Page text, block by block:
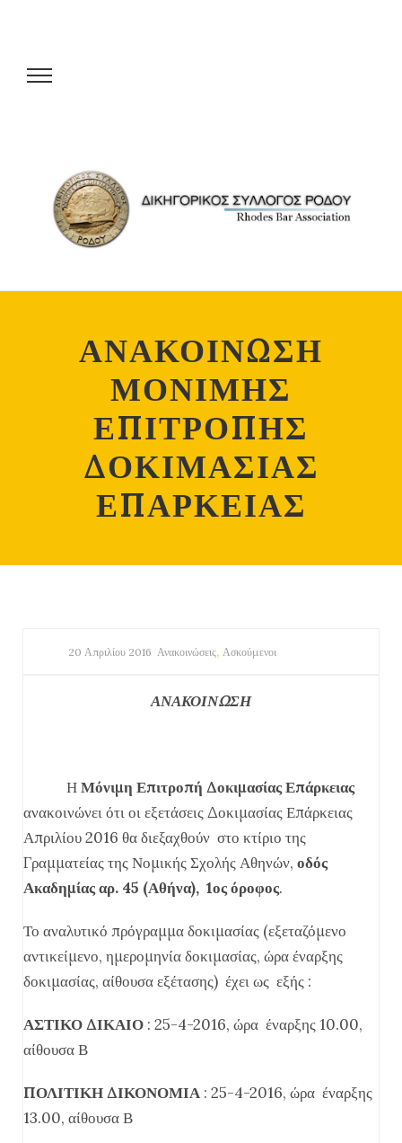
ΑΝΑΚΟΙΝΩΣΗ
ΜΟΝΙΜΗΣ
ΕΠΙΤΡΟΠΗΣ
ΔΟΚΙΜΑΣΙΑΣ
ΕΠΑΡΚΕΙΑΣ
20 Απριλίου 2016 Ανακοινώσεις, Ασκούμενοι
ΑΝΑΚΟΙΝΩΣΗ
ΗΜόνιμη Επιτροπή Δοκιμασίας Επάρκειας
ανακοινώνει ότι οι εξετάσεις Δοκιμασίας Επάρκειας
Απριλίου 2016 θα διεξαχθούν στο κτίριο της
Γραμματείας της Νομικής Σχολής Αθηνών, οδός
Ακαδημίας αρ. 45 (Αθήνα), 1ος όροφος.
Το αναλυτικό πρόγραμμα δοκιμασίας (εξεταζόμενο
αντικείμενο, ημερομηνία δοκιμασίας, ώρα έναρξης
δοκιμασίας, αίθουσα εξέτασης) έχει ως εξής :
ΑΣΤΙΚΟ ΔΙΚΑΙΟ : 25-4-2016, ώρα έναρξης 10.00,
αίθουσα Β
ΠΟΛΙΤΙΚΗ ΔΙΚΟΝΟΜΙΑ : 25-4-2016, ώρα έναρξης
13.00, αίθουσα Β